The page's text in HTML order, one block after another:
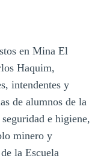
en Mina El
Haquim,
intendentes y
de alumnos de la
e higiene,
minero y
la Escuela